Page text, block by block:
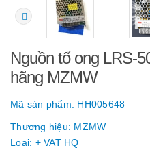
Nguồn tổ ong LRS-
hãng MZMW
Mã sản phẩm: HH005648
Thương hiệu: MZMW
Loại: + VAT HQ